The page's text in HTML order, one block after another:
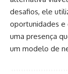
desafios, ele
oportunidades e
uma presença
um modelo de